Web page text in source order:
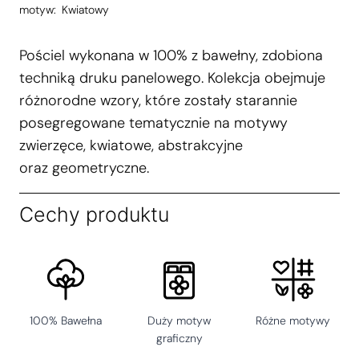
motyw: Kwiatowy
Pościel wykonana w 100% z bawełny, zdobiona
techniką druku panelowego. Kolekcja obejmuje
różnorodne wzory, które zostały starannie
posegregowane tematycznie na motywy
zwierzęce, kwiatowe, abstrakcyjne
oraz geometryczne.
Cechy produktu
100% Bawełna
Duży motyw
graficzny
Różne motywy